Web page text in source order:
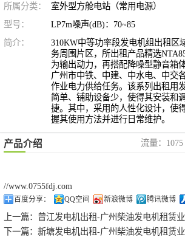
所属分类：
室外型方舱电站（常用电源）
型号：
LP7m噪声(dB)：70~85
简介：
310KW中等功率段发电机组出租区
务周围片区，所出租产品精选
为输出动力，再搭配降噪型静音箱
广州市中铁、中建、中水电、中交
作业电力供给任务。该系列出租用
简单、铺助设备少，使得其安装和
捷。其中，采用的人性化设计，使
握其使用方法并进行日常维护。
产品介绍 流量：
//www.0755fdj.com
百度分享： QQ空间 新浪微博 腾讯微博
上一篇： 曾江发电机出租-广州柴油发电机租赁
下一篇： 新塘发电机出租-广州柴油发电机租赁